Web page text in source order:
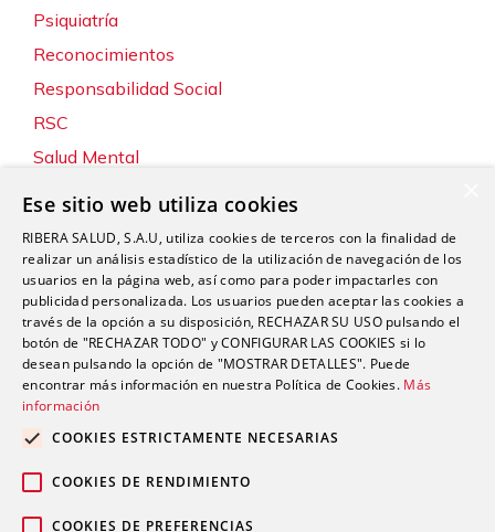
Psiquiatría
Reconocimientos
Responsabilidad Social
RSC
Salud Mental
Servicios
Sostenibilidad y Medio Ambiente
Tecnología
Traumatología y Cirugía Ortopédica
Unidad de Tráfico
Urgencias
Urología
Ese sitio web utiliza cookies
RIBERA SALUD, S.A.U, utiliza cookies de terceros con la finalidad de
realizar un análisis estadístico de la utilización de navegación de los
usuarios en la página web, así como para poder impactarles con
publicidad personalizada. Los usuarios pueden aceptar las cookies a
través de la opción a su disposición, RECHAZAR SU USO pulsando el
botón de "RECHAZAR TODO" y CONFIGURAR LAS COOKIES si lo
desean pulsando la opción de "MOSTRAR DETALLES". Puede
encontrar más información en nuestra Política de Cookies. Más
información
COOKIES ESTRICTAMENTE NECESARIAS
COOKIES DE RENDIMIENTO
COOKIES DE PREFERENCIAS